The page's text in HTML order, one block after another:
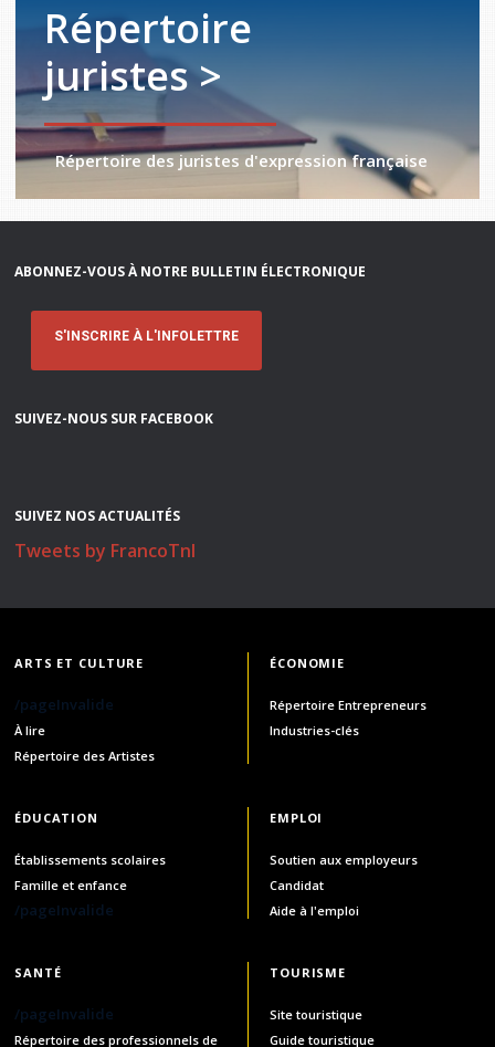
Répertoire
juristes >
Répertoire des juristes d'expression française
ABONNEZ-VOUS À NOTRE BULLETIN ÉLECTRONIQUE
S'INSCRIRE À L'INFOLETTRE
SUIVEZ-NOUS SUR FACEBOOK
SUIVEZ NOS ACTUALITÉS
Tweets by FrancoTnl
ARTS ET CULTURE
/pageInvalide
À lire
Répertoire des Artistes
ÉCONOMIE
Répertoire Entrepreneurs
Industries-clés
ÉDUCATION
Établissements scolaires
Famille et enfance
/pageInvalide
EMPLOI
Soutien aux employeurs
Candidat
Aide à l'emploi
SANTÉ
/pageInvalide
Répertoire des professionnels de
TOURISME
Site touristique
Guide touristique